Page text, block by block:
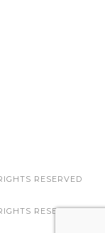
RESERVED
RESERVED